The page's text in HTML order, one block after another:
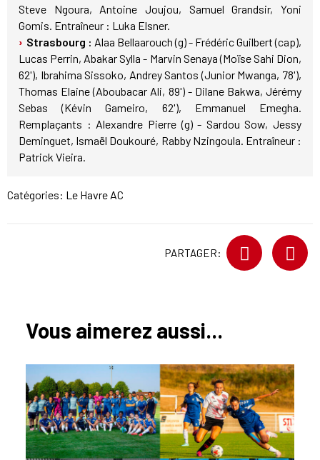
Steve Ngoura, Antoine Joujou, Samuel Grandsir, Yoni
Gomis. Entraîneur : Luka Elsner.
Strasbourg : Alaa Bellaarouch (g) - Frédéric Guilbert (cap),
Lucas Perrin, Abakar Sylla - Marvin Senaya (Moïse Sahi Dion,
62'), Ibrahima Sissoko, Andrey Santos (Junior Mwanga, 78'),
Thomas Elaine (Aboubacar Ali, 89') - Dilane Bakwa, Jérémy
Sebas (Kévin Gameiro, 62'), Emmanuel Emegha.
Remplaçants : Alexandre Pierre (g) - Sardou Sow, Jessy
Deminguet, Ismaël Doukouré, Rabby Nzingoula. Entraîneur :
Patrick Vieira.
Catégories: Le Havre AC
PARTAGER:
Vous aimerez aussi...